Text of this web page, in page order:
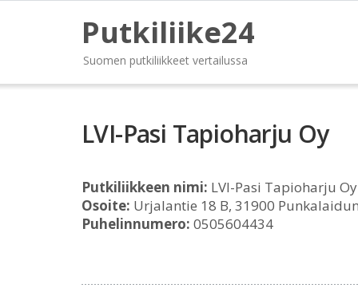
Putkiliike24
Suomen putkiliikkeet vertailussa
LVI-Pasi Tapioharju Oy
Putkiliikkeen nimi: LVI-Pasi Tapioharju Oy
Osoite: Urjalantie 18 B, 31900
Puhelinnumero: 0505604434